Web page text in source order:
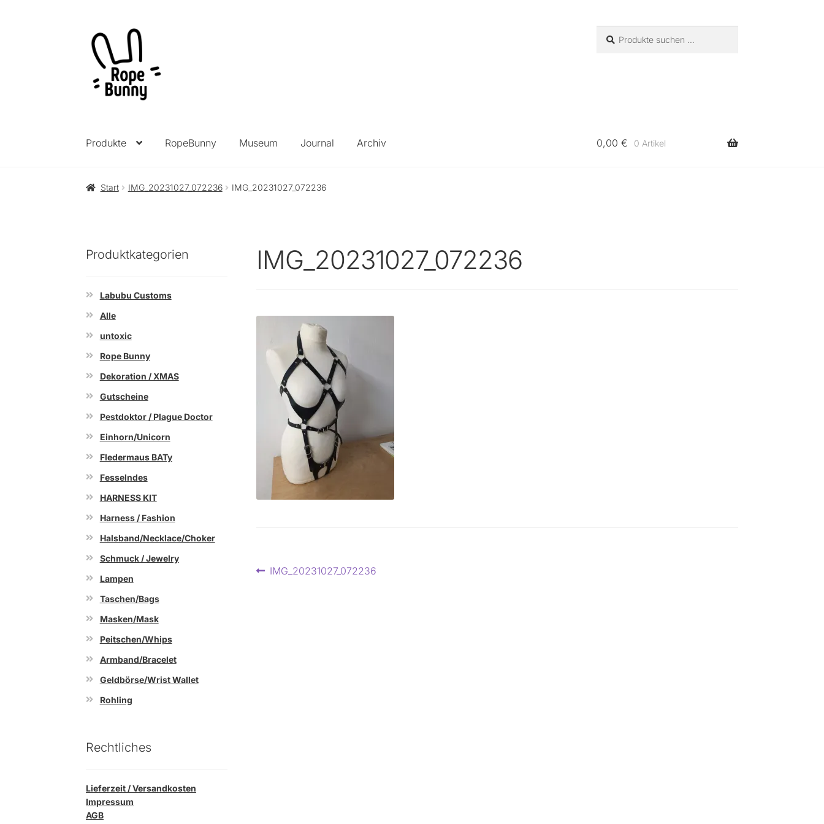
Zur
Navigation
springen
Zum
Inhalt
springen
nach:
Produkte RopeBunny Museum Journal Archiv 0,00 € 0 Artikel
Start IMG_20231027_072236 IMG_20231027_072236
IMG_20231027_072236
Beitragsnavigation
Vorheriger
IMG_20231027_072236
Produktkategorien
Labubu Customs
Alle
untoxic
Rope Bunny
Dekoration / XMAS
Gutscheine
Pestdoktor / Plague Doctor
Einhorn/Unicorn
Fledermaus BATy
Fesselndes
HARNESS KIT
Harness / Fashion
Halsband/Necklace/Choker
Schmuck / Jewelry
Lampen
Taschen/Bags
Masken/Mask
Peitschen/Whips
Armband/Bracelet
Geldbörse/Wrist Wallet
Rohling
Rechtliches
Lieferzeit / Versandkosten
Impressum
AGB